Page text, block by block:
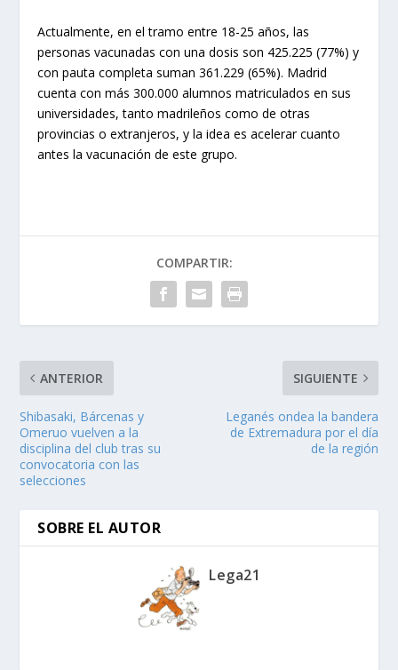
Actualmente, en el tramo entre 18-25 años, las
personas vacunadas con una dosis son 425.225 (77%) y
con pauta completa suman 361.229 (65%). Madrid
cuenta con más 300.000 alumnos matriculados en sus
universidades, tanto madrileños como de otras
provincias o extranjeros, y la idea es acelerar cuanto
antes la vacunación de este grupo.
COMPARTIR:
ANTERIOR
Shibasaki, Bárcenas y
Omeruo vuelven a la
disciplina del club tras su
convocatoria con las
selecciones
SIGUIENTE
Leganés ondea la bandera
de Extremadura por el día
de la región
SOBRE EL AUTOR
Lega21